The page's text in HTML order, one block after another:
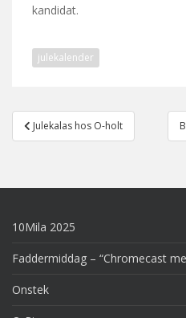
kandidat.
julekalender
Post
navigation
Julekalas hos O-holt
10Mila 2025
Faddermiddag – “Chromecast
Onstek